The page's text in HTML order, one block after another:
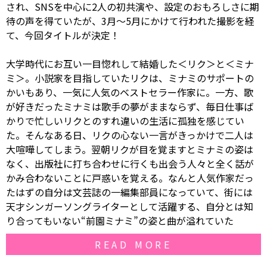
され、SNSを中心に2人の初共演や、設定のおもろしさに期
待の声を得ていたが、3月～5月にかけて行われた撮影を経
て、今回タイトルが決定！
大学時代にお互い一目惚れして結婚した＜リク＞と＜ミナ
ミ＞。小説家を目指していたリクは、ミナミのサポートの
かいもあり、一気に人気のベストセラー作家に。一方、歌
が好きだったミナミは歌手の夢がままならず、毎日仕事ば
かりで忙しいリクとのすれ違いの生活に孤独を感じてい
た。そんなある日、リクの心ない一言がきっかけで二人は
大喧嘩してしまう。翌朝リクが目を覚ますとミナミの姿は
なく、出版社に打ち合わせに行くも出会う人々と全く話が
かみ合わないことに戸惑いを覚える。なんと人気作家だっ
たはずの自分は文芸誌の一編集部員になっていて、街には
天才シンガーソングライターとして活躍する、自分とは知
り合ってもいない“前園ミナミ”の姿と曲が溢れていた――
READ MORE